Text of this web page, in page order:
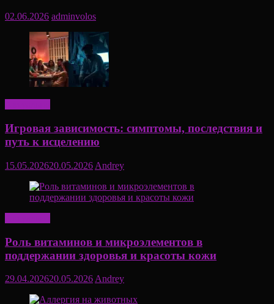
02.06.2026 adminvolos
Игровая зависимость: симптомы, последствия и
путь к исцелению
15.05.202620.05.2026 Andrey
Роль витаминов и микроэлементов в
поддержании здоровья и красоты кожи
29.04.202620.05.2026 Andrey